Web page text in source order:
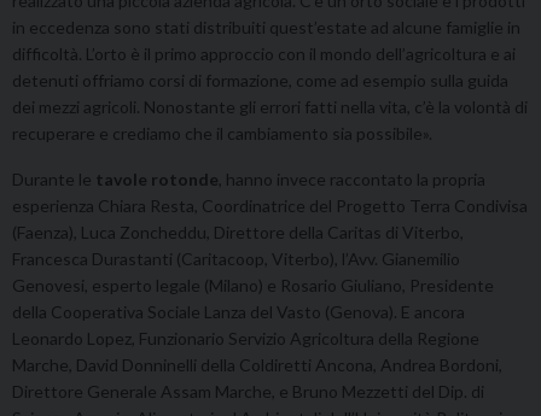
in eccedenza sono stati distribuiti quest’estate ad alcune famiglie in
difficoltà. L’orto è il primo approccio con il mondo dell’agricoltura e ai
detenuti offriamo corsi di formazione, come ad esempio sulla guida
dei mezzi agricoli. Nonostante gli errori fatti nella vita, c’è la volontà di
recuperare e crediamo che il cambiamento sia possibile».
Durante le tavole rotonde , hanno invece raccontato la propria
esperienza Chiara Resta, Coordinatrice del Progetto Terra Condivisa
(Faenza), Luca Zoncheddu, Direttore della Caritas di Viterbo,
Francesca Durastanti (Caritacoop, Viterbo), l’Avv. Gianemilio
Genovesi, esperto legale (Milano) e Rosario Giuliano, Presidente
della Cooperativa Sociale Lanza del Vasto (Genova). E ancora
Leonardo Lopez, Funzionario Servizio Agricoltura della Regione
Marche, David Donninelli della Coldiretti Ancona, Andrea Bordoni,
Direttore Generale Assam Marche, e Bruno Mezzetti del Dip. di